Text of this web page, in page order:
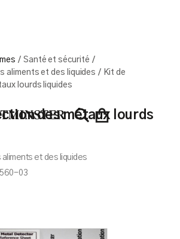
/ Santé et sécurité /
aliments et des liquides / Kit de
lourds liquides
des métaux lourds
et des liquides
03